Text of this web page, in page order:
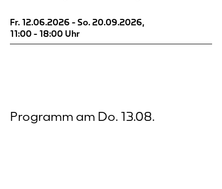
Straße An sieben Orten rund um den
Dortmunder Wall lässt sich Wahrnehmung
notieren. Die Orte sind nach alten Postkarten
Fr. 12.06.2026 - So. 20.09.2026,
11:00 - 18:00 Uhr
Programm am Do. 13.08.